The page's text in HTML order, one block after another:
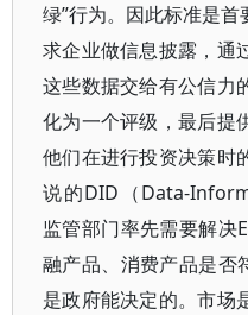
绿”行为。因此标准是
求企业做信息披露，通
这些数据交给有公信力
化为一个评级，最后提
他们在进行投资决策时
说的DID（Data-
监管部门率先需要解决
融产品、消费产品是否
是政府能决定的。市场